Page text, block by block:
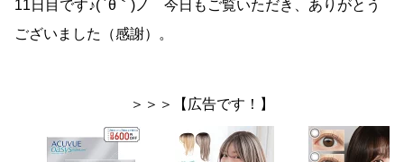
11日目です♪( ´θ｀)ノ 今日もご覧いただき、ありがとう
ございました（感謝）。
＞＞＞【広告です！】